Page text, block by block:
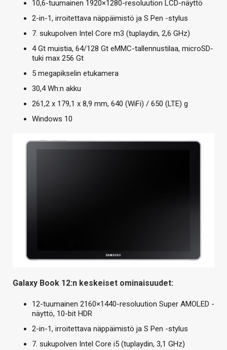
10,6-tuumainen 1920×1280-resoluution LCD-näyttö
2-in-1, irroitettava näppäimistö ja S Pen -stylus
7. sukupolven Intel Core m3 (tuplaydin, 2,6 GHz)
4 Gt muistia, 64/128 Gt eMMC-tallennustilaa, microSD-
tuki max 256 Gt
5 megapikselin etukamera
30,4 Wh:n akku
261,2 x 179,1 x 8,9 mm, 640 (WiFi) / 650 (LTE) g
Windows 10
Galaxy Book 12:n keskeiset ominaisuudet:
12-tuumainen 2160×1440-resoluution Super AMOLED -
näyttö, 10-bit HDR
2-in-1, irroitettava näppäimistö ja S Pen -stylus
7. sukupolven Intel Core i5 (tuplaydin, 3,1 GHz)